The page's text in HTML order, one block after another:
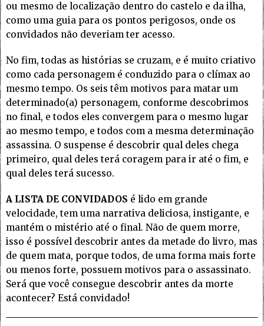
ou mesmo de localização dentro do castelo e da ilha,
como uma guia para os pontos perigosos, onde os
convidados não deveriam ter acesso.
No fim, todas as histórias se cruzam, e é muito criativo
como cada personagem é conduzido para o clímax ao
mesmo tempo. Os seis têm motivos para matar um
determinado(a) personagem, conforme descobrimos
no final, e todos eles convergem para o mesmo lugar
ao mesmo tempo, e todos com a mesma determinação
assassina. O suspense é descobrir qual deles chega
primeiro, qual deles terá coragem para ir até o fim, e
qual deles terá sucesso.
A LISTA DE CONVIDADOS é lido em grande
velocidade, tem uma narrativa deliciosa, instigante, e
mantém o mistério até o final. Não de quem morre,
isso é possível descobrir antes da metade do livro, mas
de quem mata, porque todos, de uma forma mais forte
ou menos forte, possuem motivos para o assassinato.
Será que você consegue descobrir antes da morte
acontecer? Está convidado!